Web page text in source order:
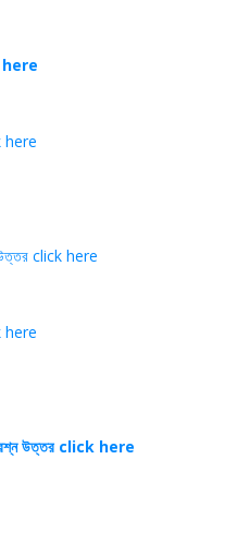
here
here
উত্তর click here
here
প্রশ্ন উত্তর click here